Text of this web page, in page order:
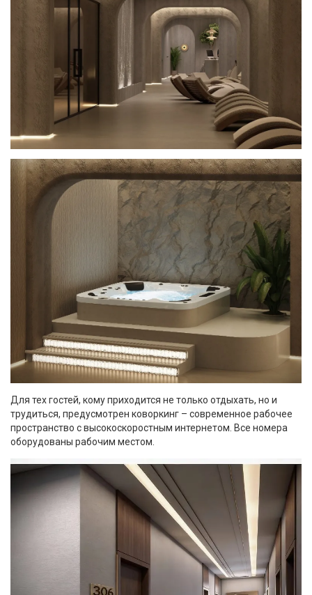
Для тех гостей, кому приходится не только отдыхать, но и
трудиться, предусмотрен коворкинг – современное рабочее
пространство с высокоскоростным интернетом. Все номера
оборудованы рабочим местом.